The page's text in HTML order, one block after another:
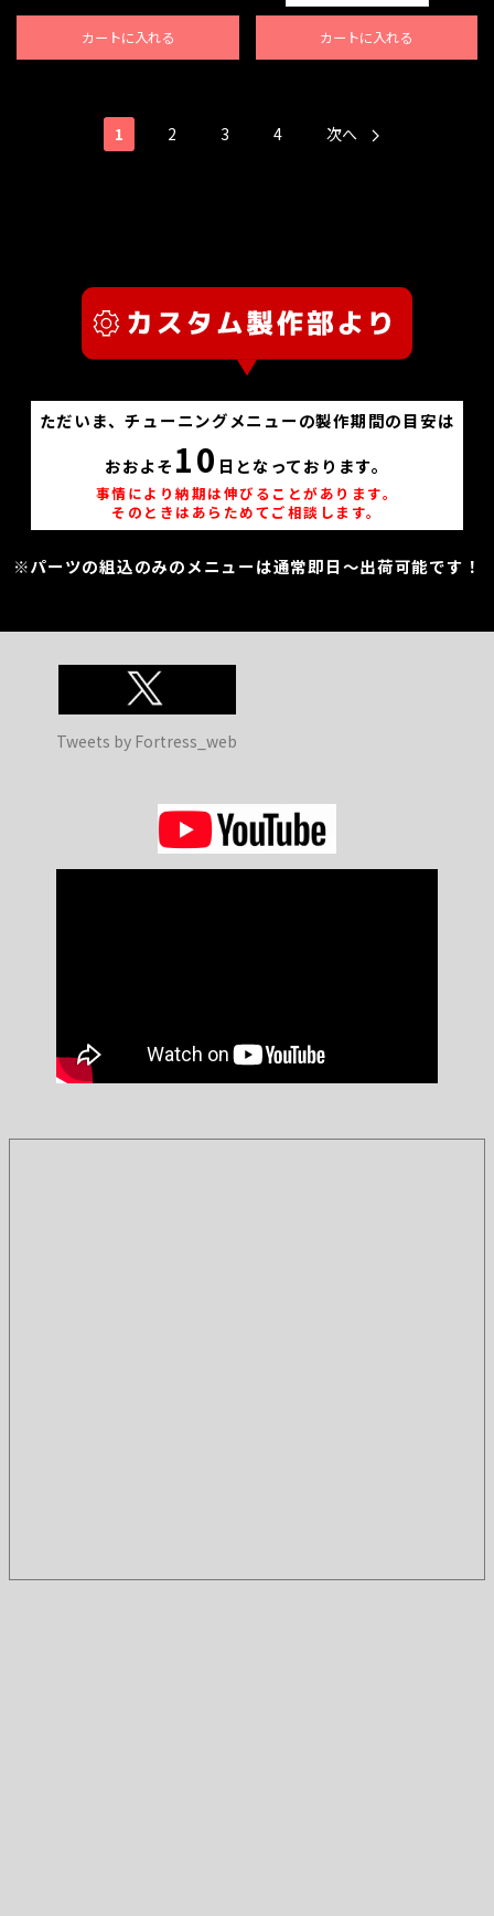
カートに入れる カートに入れる
1 2 3 4 次へ
ただいま、チューニングメニューの製作期間の目安は
おおよそ 10 日となっております。
事情により納期は伸びることがあります。
そのときはあらためてご相談します。
※パーツの組込のみのメニューは通常即日～出荷可能です！
Tweets by Fortress_web